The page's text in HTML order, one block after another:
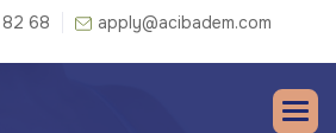
68 apply@acibadem.com